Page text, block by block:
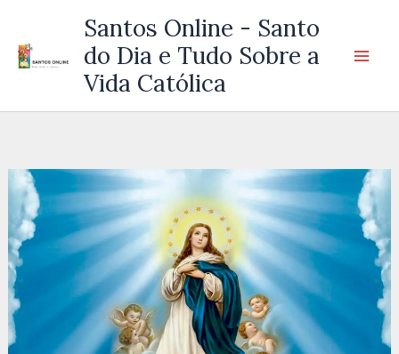
Santos Online - Santo
do Dia e Tudo Sobre a
Vida Católica